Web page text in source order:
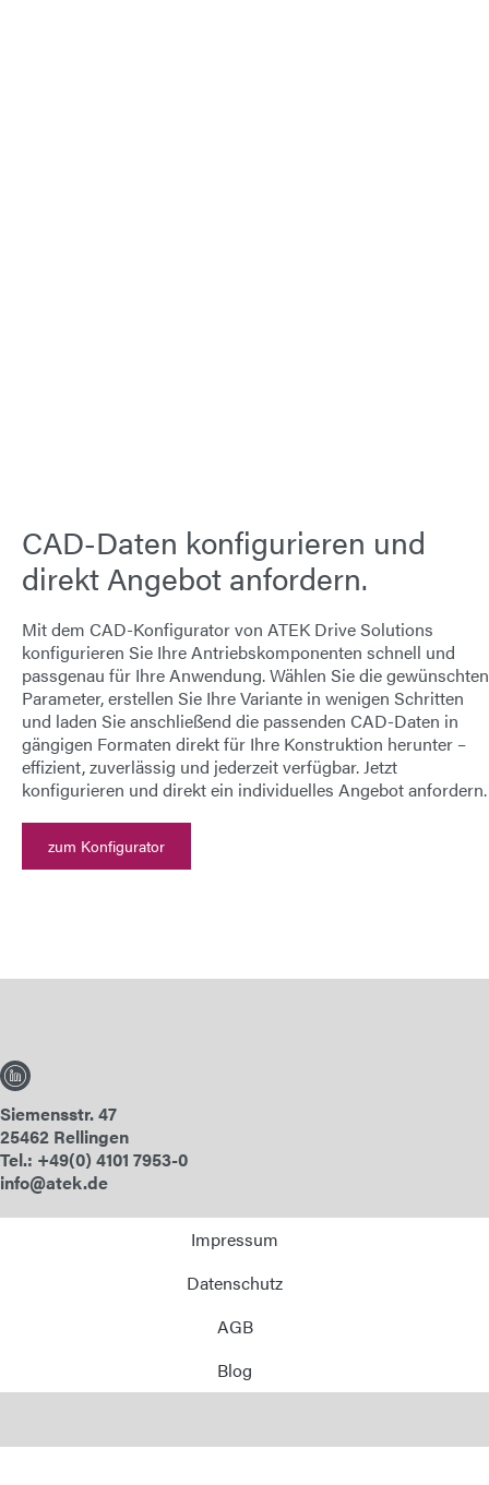
CAD-Daten konfigurieren und
direkt Angebot anfordern.
Mit dem CAD-Konfigurator von ATEK Drive Solutions
konfigurieren Sie Ihre Antriebskomponenten schnell und
passgenau für Ihre Anwendung. Wählen Sie die gewünschten
Parameter, erstellen Sie Ihre Variante in wenigen Schritten
und laden Sie anschließend die passenden CAD-Daten in
gängigen Formaten direkt für Ihre Konstruktion herunter –
effizient, zuverlässig und jederzeit verfügbar.Jetzt
konfigurieren und direkt ein individuelles Angebot anfordern.
zum Konfigurator
Siemensstr. 47
25462 Rellingen
Tel.: +49(0) 4101 7953-0
info@atek.de
Impressum
Datenschutz
AGB
Blog